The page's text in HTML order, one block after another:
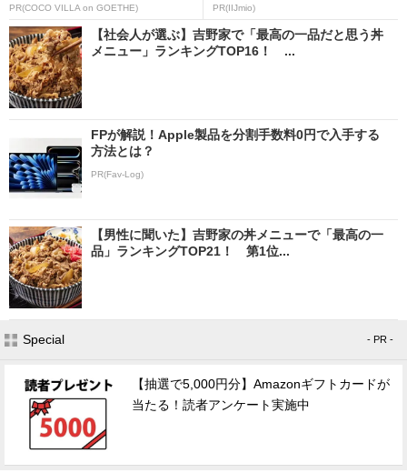
PR(COCO VILLA on GOETHE) PR(IIJmio)
【社会人が選ぶ】吉野家で「最高の一品だと思う丼
メニュー」ランキングTOP16！ ...
FPが解説！Apple製品を分割手数料0円で入手する
方法とは？
PR(Fav-Log)
【男性に聞いた】吉野家の丼メニューで「最高の一
品」ランキングTOP21！ 第1位...
Special - PR -
【抽選で5,000円分】Amazonギフトカードが
当たる！読者アンケート実施中